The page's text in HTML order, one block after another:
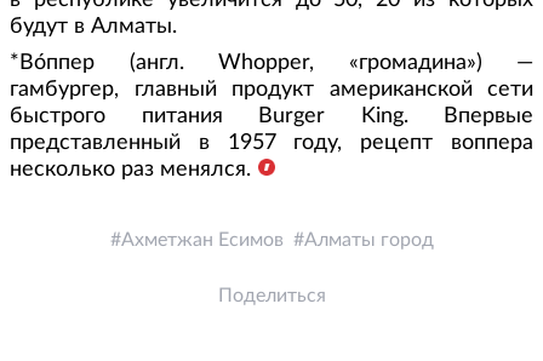
будут в Алматы.
*Во́ппер (англ. Whopper, «громадина») —
гамбургер, главный продукт американской сети
быстрого питания Burger King. Впервые
представленный в 1957 году, рецепт воппера
несколько раз менялся.
Ахметжан Есимов Алматы город
Поделиться